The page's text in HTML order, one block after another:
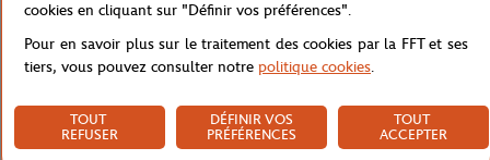
Politique de confidentialité
cookies en cliquant sur "Définir vos préférences".
Pour en savoir plus sur le traitement des cookies par la FFT et ses
tiers, vous pouvez consulter notre politique cookies.
TOUT
REFUSER
DÉFINIR VOS
PRÉFÉRENCES
TOUT
ACCEPTER